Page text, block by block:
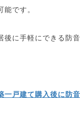
能です。
後に手軽にできる防
一戸建て購入後に防